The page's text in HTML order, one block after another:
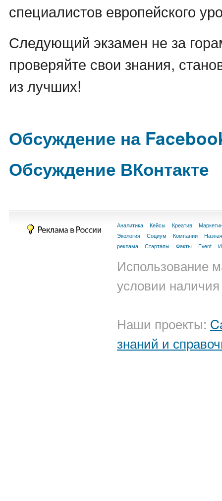
специалистов европейского
Следующий экзамен не за
проверяйте свои знания,
из лучших!
Обсуждение на
Обсуждение ВКонтакте
Аналитика Кейсы Креатив
Экология
Социум Компании
реклама
Стартапы Факты Event
Использование
условии
Наши проекты:
знаний и